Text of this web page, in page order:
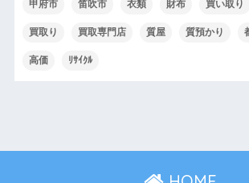
甲府市 笛吹市 衣類 財布 買い取り
買取り 買取専門店 質屋 質預かり
高価 ﾘｻｲｸﾙ